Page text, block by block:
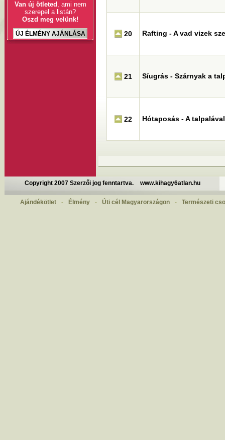
Van új ötleted , ami nem
szerepel a listán?
Oszd meg velünk!
ÚJ ÉLMÉNY AJÁNLÁSA 20 Rafting - A vad vizek
21 Síugrás - Szárnyak a
22 Hótaposás - A
Copyright 2007 Szerzői jog fenntartva. www.kihagy6atlan.hu
Ajándékötlet - Élmény - Úti cél Magyarországon - Természeti